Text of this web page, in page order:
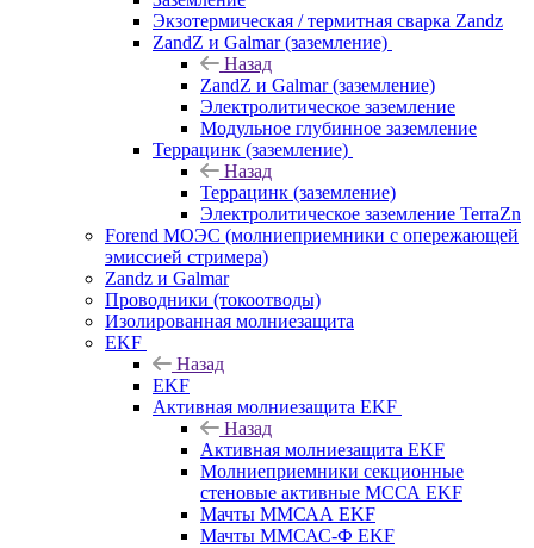
Экзотермическая / термитная сварка Zandz
ZandZ и Galmar (заземление)
Назад
ZandZ и Galmar (заземление)
Электролитическое заземление
Модульное глубинное заземление
Террацинк (заземление)
Назад
Террацинк (заземление)
Электролитическое заземление TerraZn
Forend МОЭС (молниеприемники с опережающей
эмиссией стримера)
Zandz и Galmar
Проводники (токоотводы)
Изолированная молниезащита
EKF
Назад
EKF
Активная молниезащита EKF
Назад
Активная молниезащита EKF
Молниеприемники секционные
стеновые активные МССА EKF
Мачты ММСАА EKF
Мачты ММСАС-Ф EKF